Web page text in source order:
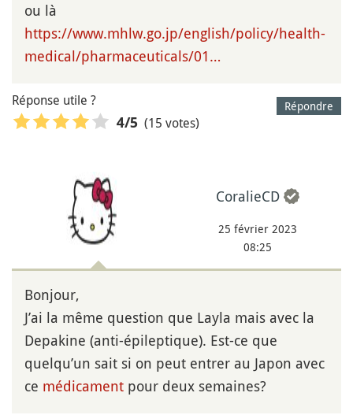
ou là
https://www.mhlw.go.jp/english/policy/health-
medical/pharmaceuticals/01…
Répondre
Réponse utile ?
4/5 (15 votes)
CoralieCD
25 février 2023
08:25
Bonjour,
J’ai la même question que Layla mais avec la
Depakine (anti-épileptique). Est-ce que
quelqu’un sait si on peut entrer au Japon avec
ce médicament pour deux semaines?